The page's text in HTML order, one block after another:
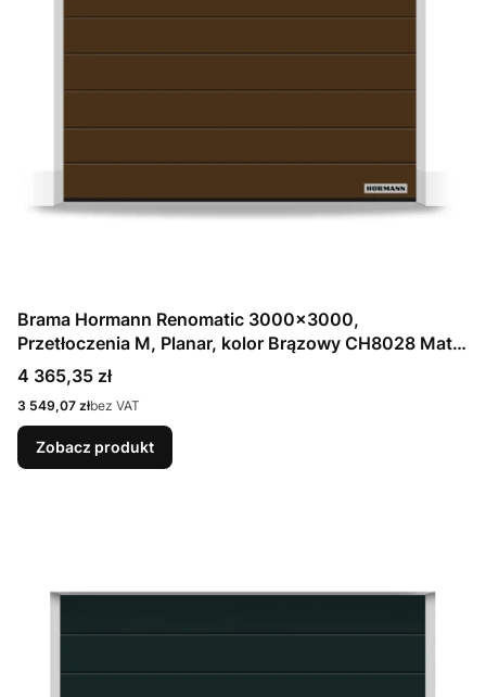
Brama Hormann Renomatic 3000x3000,
Przetłoczenia M, Planar, kolor Brązowy CH8028 Matt
deluxe + Prowadzenie N
Cena
4 365,35 zł
Cena
3 549,07 złbez VAT
Zobacz produkt